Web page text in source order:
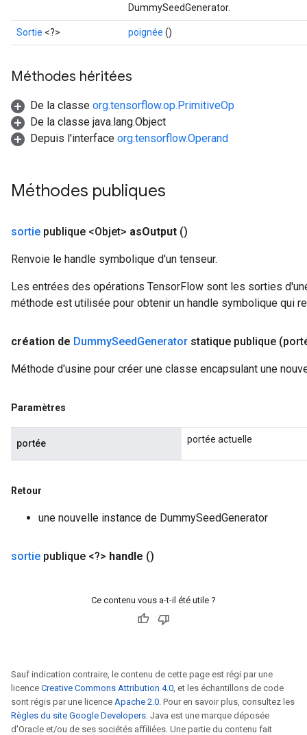
DummySeedGenerator.
Sortie <?> poignée ()
Méthodes héritées
De la classe org.tensorflow.op.PrimitiveOp
De la classe java.lang.Object
Depuis l'interface org.tensorflow.Operand
Méthodes publiques
sortie publique <Objet> asOutput ()
Renvoie le handle symbolique d'un tenseur.
Les entrées des opérations TensorFlow sont les sorties
méthode est utilisée pour obtenir un handle symbolique qui
création de DummySeedGenerator statique publique
Méthode d'usine pour créer une classe encapsulant une
Paramètres
portée portée actuelle
Retour
une nouvelle instance de DummySeedGenerator
sortie publique <?> handle ()
Ce contenu vous a-t-il été utile ?
Sauf indication contraire, le contenu de cette page est régi par une
licence Creative Commons Attribution 4.0, et les échantillons de code
sont régis par une licence Apache 2.0. Pour en savoir plus, consultez les
Règles du site Google Developers. Java est une marque déposée
d'Oracle et/ou de ses sociétés affiliées. Une partie du contenu fait